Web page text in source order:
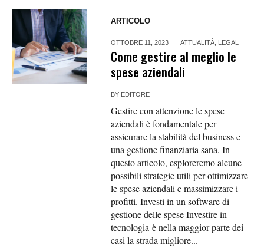
ARTICOLO
OTTOBRE 11, 2023 ATTUALITÀ LEGAL
Come gestire al meglio le
spese aziendali
BY EDITORE
Gestire con attenzione le spese
aziendali è fondamentale per
assicurare la stabilità del business e
una gestione finanziaria sana. In
questo articolo, esploreremo alcune
possibili strategie utili per ottimizzare
le spese aziendali e massimizzare i
profitti. Investi in un software di
gestione delle spese Investire in
tecnologia è nella maggior parte dei
casi la strada migliore...